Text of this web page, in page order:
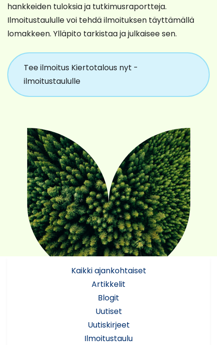
hankkeiden tuloksia ja tutkimusraportteja.
Ilmoitustaululle voi tehdä ilmoituksen täyttämällä
lomakkeen. Ylläpito tarkistaa ja julkaisee sen.
Tee ilmoitus Kiertotalous nyt -
ilmoitustaululle
Kaikki ajankohtaiset
Artikkelit
Blogit
Uutiset
Uutiskirjeet
Ilmoitustaulu